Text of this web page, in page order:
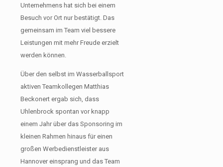
Unternehmens hat sich bei einem
Besuch vor Ort nur bestätigt. Das
gemeinsam im Team viel bessere
Leistungen mit mehr Freude erzielt
werden können.
Über den selbst im Wasserballsport
aktiven Teamkollegen Matthias
Beckonert ergab sich, dass
Uhlenbrock spontan vor knapp
einem Jahr über das Sponsoring im
kleinen Rahmen hinaus für einen
großen Werbedienstleister aus
Hannover einsprang und das Team